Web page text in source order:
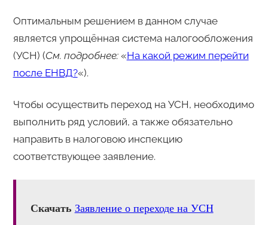
Оптимальным решением в данном случае
является упрощённая система налогообложения
(УСН) (См. подробнее:«На какой режим перейти
после ЕНВД?«).
Чтобы осуществить переход на УСН, необходимо
выполнить ряд условий, а также обязательно
направить в налоговою инспекцию
соответствующее заявление.
Скачать Заявление о переходе на УСН